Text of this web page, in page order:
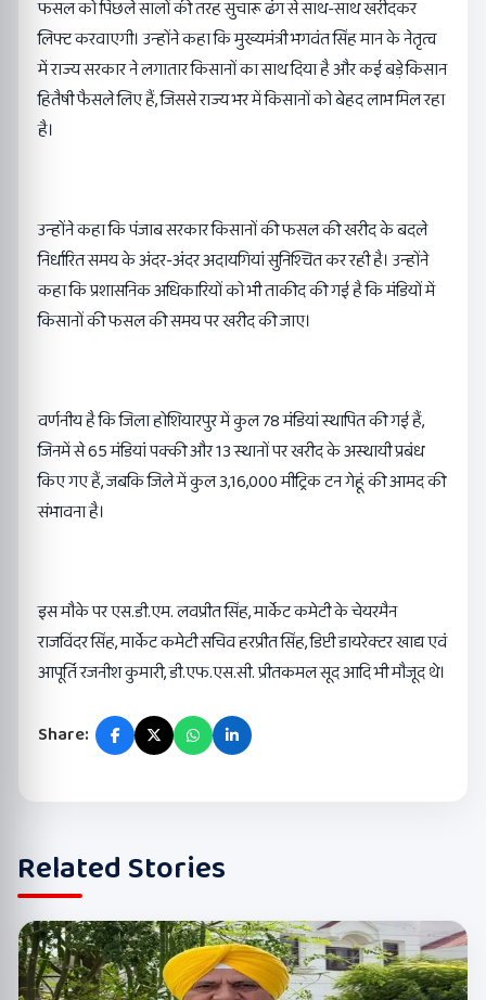
फसल को पिछले सालों की तरह सुचारू ढंग से साथ-साथ खरीदकर
लिफ्ट करवाएगी। उन्होंने कहा कि मुख्यमंत्री भगवंत सिंह मान के नेतृत्व
में राज्य सरकार ने लगातार किसानों का साथ दिया है और कई बड़े किसान
हितैषी फैसले लिए हैं, जिससे राज्य भर में किसानों को बेहद लाभ मिल रहा
है।
उन्होंने कहा कि पंजाब सरकार किसानों की फसल की खरीद के बदले
निर्धारित समय के अंदर-अंदर अदायगियां सुनिश्चित कर रही है। उन्होंने
कहा कि प्रशासनिक अधिकारियों को भी ताकीद की गई है कि मंडियों में
किसानों की फसल की समय पर खरीद की जाए।
वर्णनीय है कि जिला होशियारपुर में कुल 78 मंडियां स्थापित की गई हैं,
जिनमें से 65 मंडियां पक्की और 13 स्थानों पर खरीद के अस्थायी प्रबंध
किए गए हैं, जबकि जिले में कुल 3,16,000 मीट्रिक टन गेहूं की आमद की
संभावना है।
इस मौके पर एस.डी.एम. लवप्रीत सिंह, मार्केट कमेटी के चेयरमैन
राजविंदर सिंह, मार्केट कमेटी सचिव हरप्रीत सिंह, डिप्टी डायरेक्टर खाद्य एवं
आपूर्ति रजनीश कुमारी, डी.एफ.एस.सी. प्रीतकमल सूद आदि भी मौजूद थे।
Share:
Related Stories